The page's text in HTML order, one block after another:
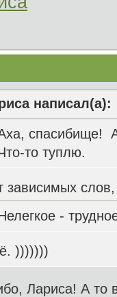
написал(а):
спасибище! А
то туплю.
зависимых
-
)))))))
Лариса! А то